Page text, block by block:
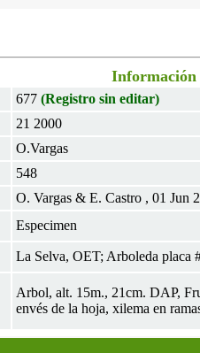
Información
677 (Registro sin editar)
21 2000
O.Vargas
548
O. Vargas & E. Castro , 01 Jun
Especimen
La Selva, OET; Arboleda placa
Arbol, alt. 15m., 21cm. DAP,
envés de la hoja, xilema en